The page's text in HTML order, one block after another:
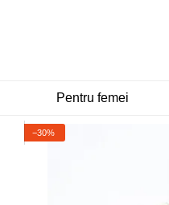
Pentru femei
−30%